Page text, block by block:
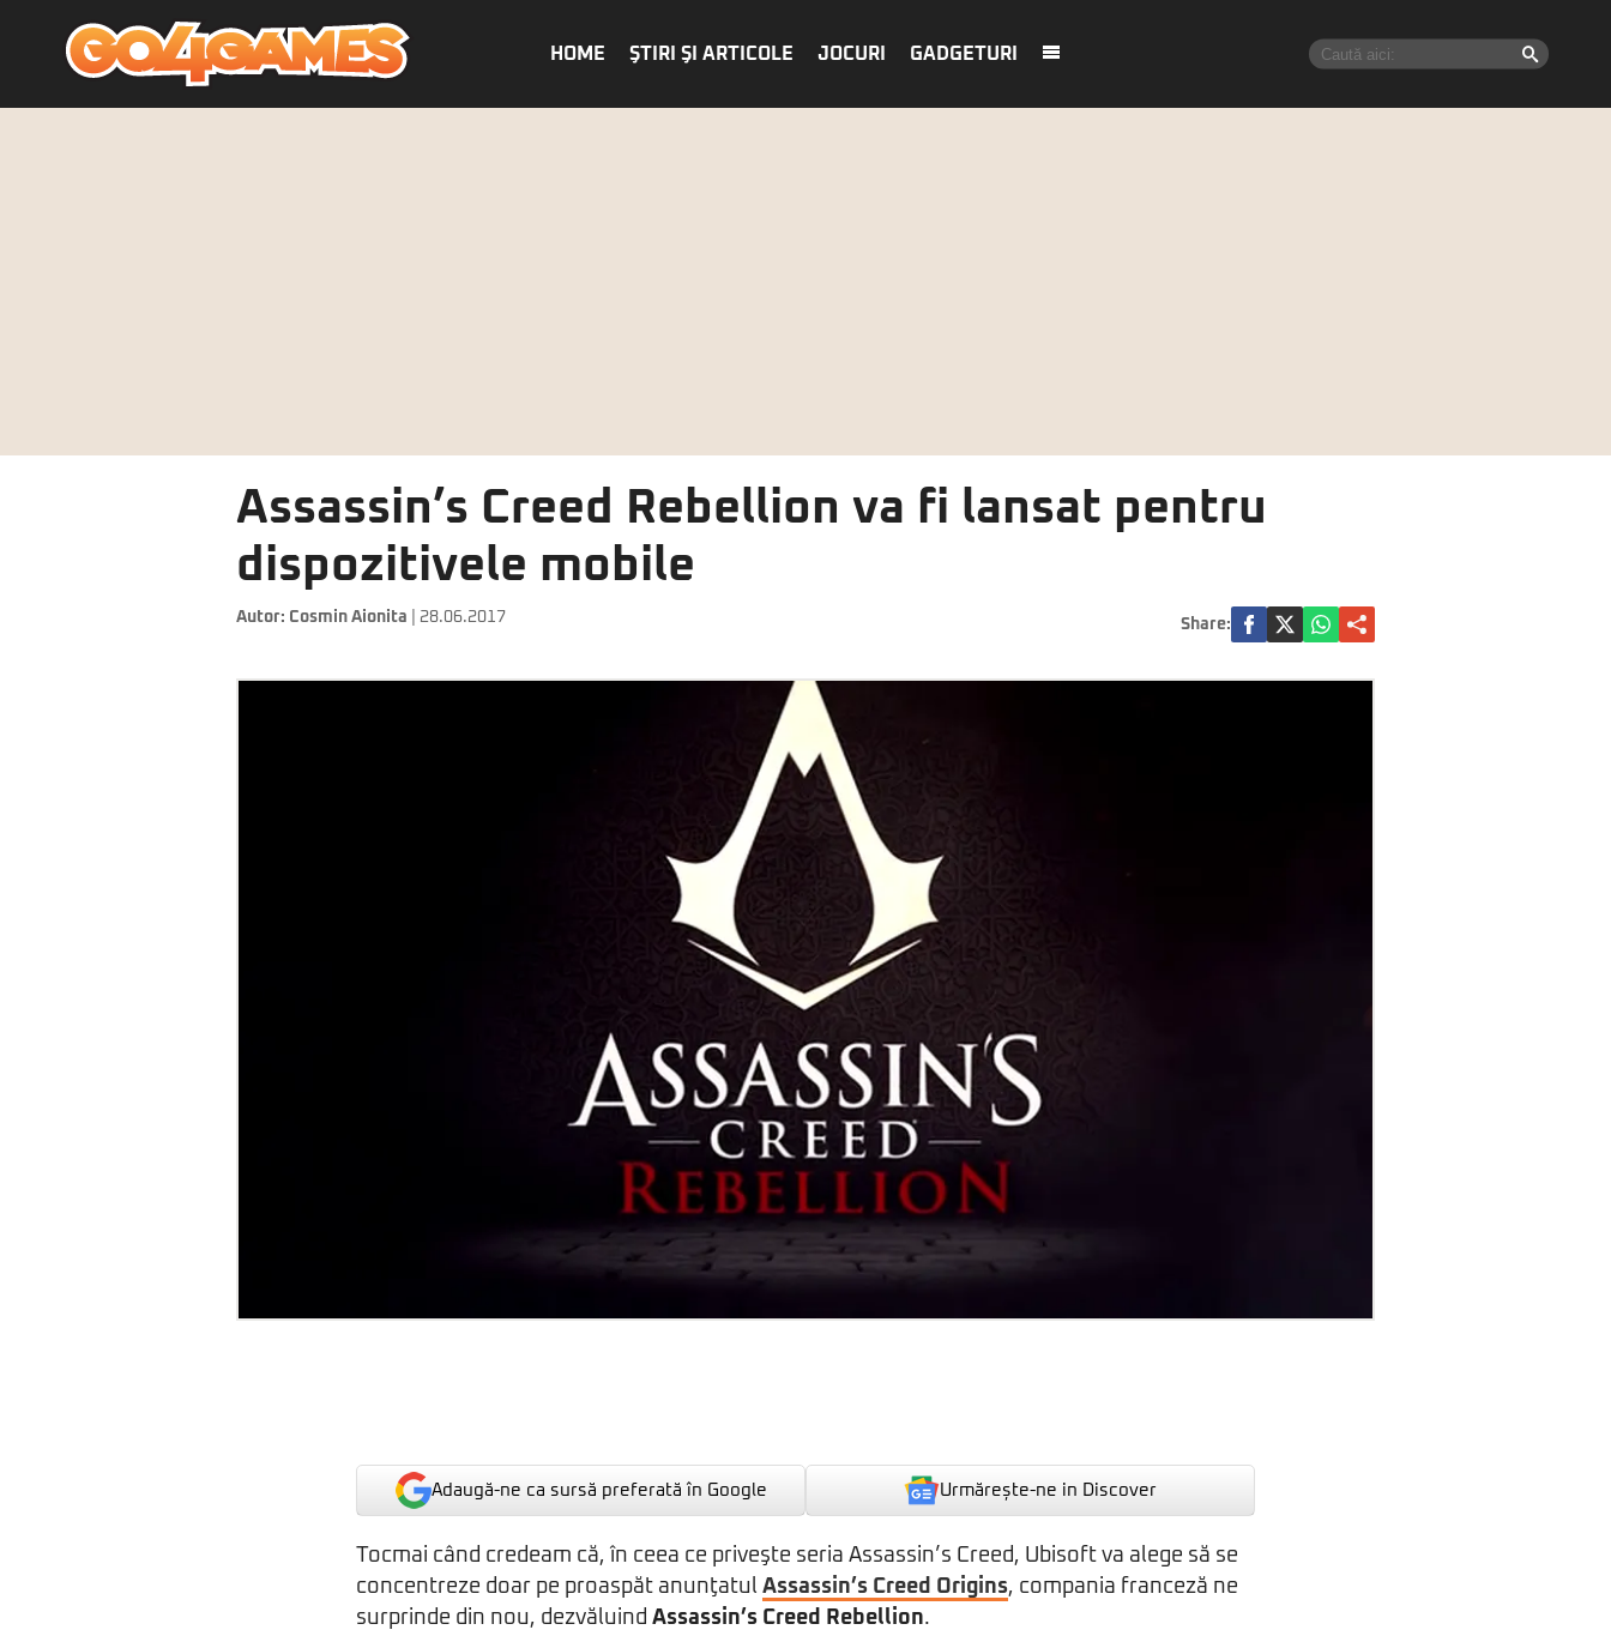
HOME ŞTIRI ŞI ARTICOLE JOCURI GADGETURI
Assassin’s Creed Rebellion va fi lansat pentru
dispozitivele mobile
Autor: Cosmin Aionita | 28.06.2017 Share:
Adaugă-ne ca sursă preferată în Google Urmărește-ne in Discover
Tocmai când credeam că, în ceea ce priveşte seria Assassin’s Creed, Ubisoft va alege să se
concentreze doar pe proaspăt anunţatul Assassin’s Creed Origins, compania franceză ne
surprinde din nou, dezvăluind Assassin’s Creed Rebellion.